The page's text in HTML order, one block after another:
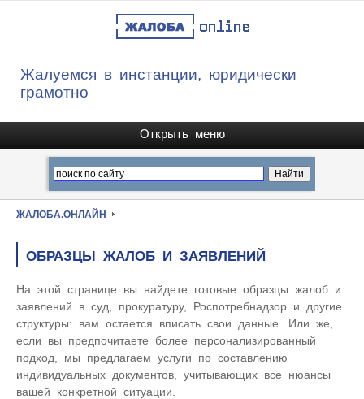
Жалуемся в инстанции, юридически
грамотно
ЖАЛОБА.ОНЛАЙН
ОБРАЗЦЫ ЖАЛОБ И ЗАЯВЛЕНИЙ
На этой странице вы найдете готовые образцы жалоб и
заявлений в суд, прокуратуру, Роспотребнадзор и другие
структуры: вам остается вписать свои данные. Или же,
если вы предпочитаете более персонализированный
подход, мы предлагаем услуги по составлению
индивидуальных документов, учитывающих все нюансы
вашей конкретной ситуации.